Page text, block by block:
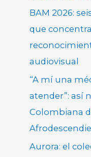
BAM 2026:
que
audiovisual
“A mí una
atender”: así
Colombiana
Aurora: el